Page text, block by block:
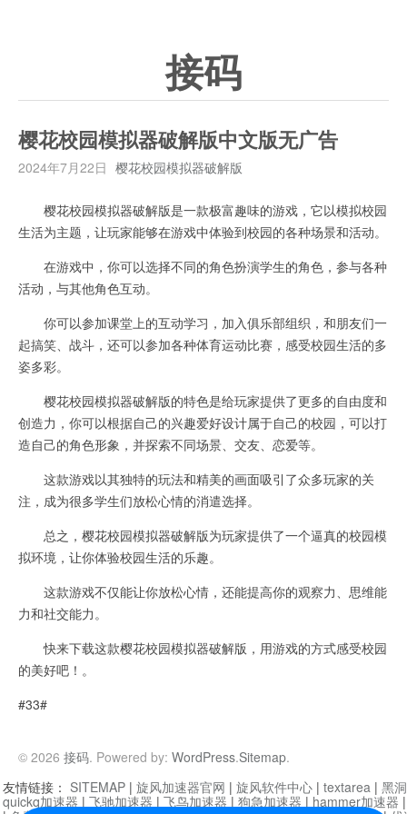
接码
樱花校园模拟器破解版中文版无广告
2024年7月22日 樱花校园模拟器破解版
樱花校园模拟器破解版是一款极富趣味的游戏，它以模拟校园
生活为主题，让玩家能够在游戏中体验到校园的各种场景和活动。
在游戏中，你可以选择不同的角色扮演学生的角色，参与各种
活动，与其他角色互动。
你可以参加课堂上的互动学习，加入俱乐部组织，和朋友们一
起搞笑、战斗，还可以参加各种体育运动比赛，感受校园生活的多
姿多彩。
樱花校园模拟器破解版的特色是给玩家提供了更多的自由度和
创造力，你可以根据自己的兴趣爱好设计属于自己的校园，可以打
造自己的角色形象，并探索不同场景、交友、恋爱等。
这款游戏以其独特的玩法和精美的画面吸引了众多玩家的关
注，成为很多学生们放松心情的消遣选择。
总之，樱花校园模拟器破解版为玩家提供了一个逼真的校园模
拟环境，让你体验校园生活的乐趣。
这款游戏不仅能让你放松心情，还能提高你的观察力、思维能
力和社交能力。
快来下载这款樱花校园模拟器破解版，用游戏的方式感受校园
的美好吧！。
#33#
© 2026 接码. Powered by: WordPress.Sitemap.
友情链接： SITEMAP | 旋风加速器官网 | 旋风软件中心 | textarea | 黑
quickq加速器 | 飞驰加速器 | 飞鸟加速器 | 狗急加速器 | hammer加速器